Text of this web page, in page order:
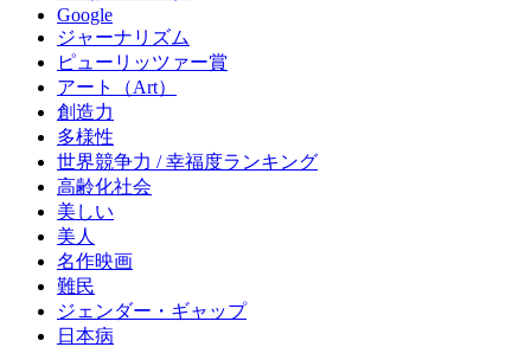
Google
ジャーナリズム
ピューリッツァー賞
アート（Art）
創造力
多様性
世界競争力 / 幸福度ランキング
高齢化社会
美しい
美人
名作映画
難民
ジェンダー・ギャップ
日本病